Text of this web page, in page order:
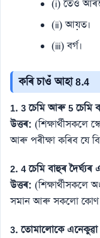
(i) তেওঁ
(ii) আয়ত।
(iii) বৰ্গ।
কৰি চাওঁ আহা 8.4
1. 3 চেমি আৰু 5 চেমি
উত্তৰ:
আৰু পৰীক্ষা কৰিব যে
2. 4 চেমি বাহুৰ দৈৰ্ঘ্যৰ
উত্তৰ: (শিক্ষাৰ্থীসকলে
সমান আৰু সকলো কোণ
3. তোমালোকে এনেকুৱা